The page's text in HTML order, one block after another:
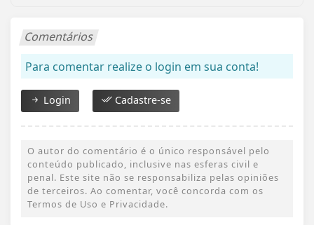
Comentários
Para comentar realize o login em sua conta!
Login Cadastre-se
O autor do comentário é o único responsável pelo
conteúdo publicado, inclusive nas esferas civil e
penal. Este site não se responsabiliza pelas opiniões
de terceiros. Ao comentar, você concorda com os
Termos de Uso e Privacidade.